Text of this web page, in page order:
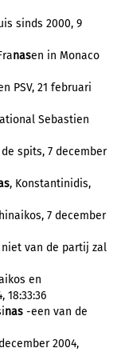
sinds 2000, 9
nasen in Monaco
PSV, 21 februari
Sebastien
spits, 7 december
, Konstantinidis,
7 december
niet van de partij zal
en
nas -een van de
2004,